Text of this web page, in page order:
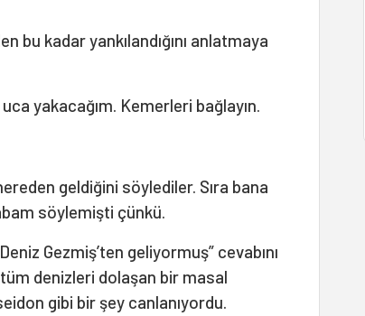
bu kadar yankılandığını anlatmaya
yakacağım. Kemerleri bağlayın.
geldiğini söylediler. Sıra bana
söylemişti çünkü.
Gezmiş’ten geliyormuş” cevabını
denizleri dolaşan bir masal
gibi bir şey canlanıyordu.